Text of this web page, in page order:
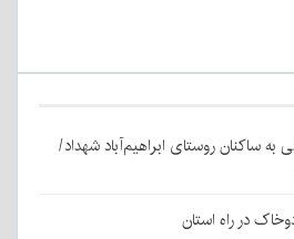
ساکنان روستای ابراهیم‌آباد شهداد/
در راه استان